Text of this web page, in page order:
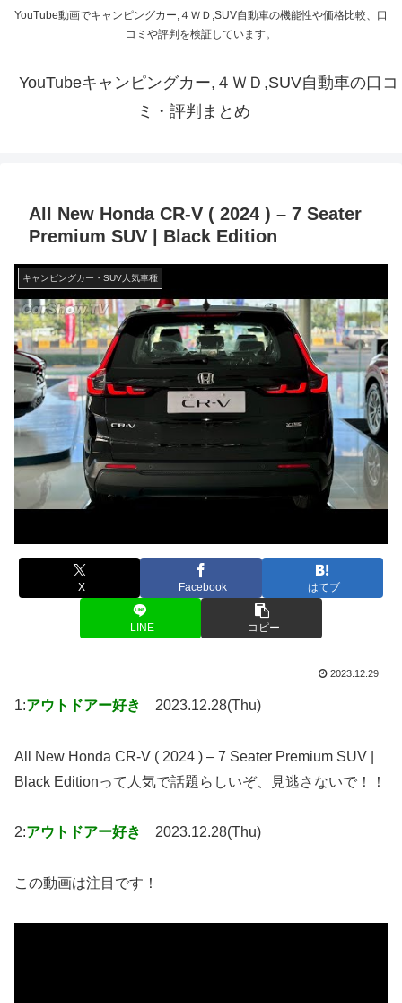
YouTube動画でキャンピングカー,４ＷＤ,SUV自動車の機能性や価格比較、口
コミや評判を検証しています。
YouTubeキャンピングカー,４ＷＤ,SUV自動車の口コ
ミ・評判まとめ
All New Honda CR-V ( 2024 ) – 7 Seater
Premium SUV | Black Edition
キャンピングカー・SUV人気車種
X Facebook はてブ
LINE コピー
2023.12.29
1:アウトドアー好き 2023.12.28(Thu)
All New Honda CR-V ( 2024 ) – 7 Seater Premium SUV |
Black Editionって人気で話題らしいぞ、見逃さないで！！
2:アウトドアー好き 2023.12.28(Thu)
この動画は注目です！